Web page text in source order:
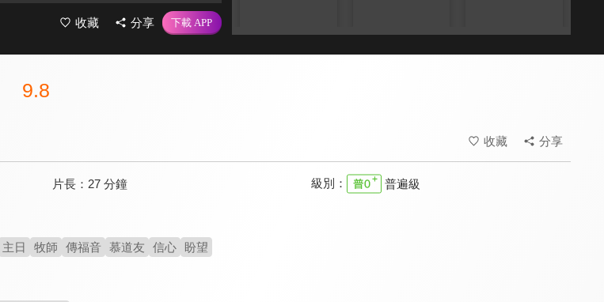
收藏 分享
9.8
收藏 分享
片長： 27 分鐘 級別： 普遍級
主日 牧師 傳福音 慕道友 信心 盼望